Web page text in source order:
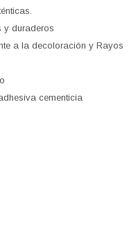
y duraderos
a la decoloración y Rayos
cementicia